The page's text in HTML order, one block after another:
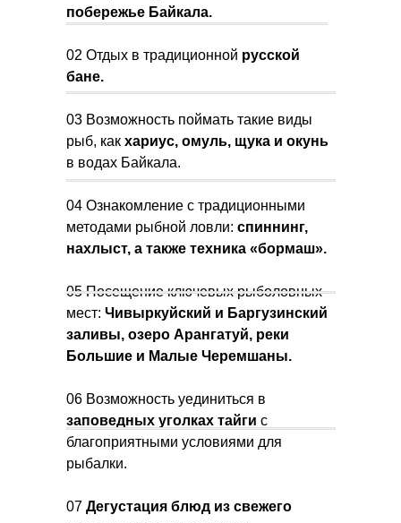
побережье Байкала.
02 Отдых в традиционной русской
бане.
03 Возможность поймать такие виды
рыб, как хариус, омуль, щука и окунь
в водах Байкала.
04 Ознакомление с традиционными
методами рыбной ловли: спиннинг,
нахлыст, а также техника «бормаш».
05 Посещение ключевых рыболовных
мест: Чивыркуйский и Баргузинский
заливы, озеро Арангатуй, реки
Большие и Малые Черемшаны.
06 Возможность уединиться в
заповедных уголках тайги с
благоприятными условиями для
рыбалки.
07 Дегустация блюд из свежего